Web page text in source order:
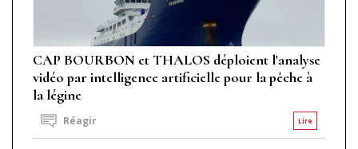
CAP BOURBON et THALOS déploient l'analyse
vidéo par intelligence artificielle pour la pêche à
la légine
Lire
Réagir